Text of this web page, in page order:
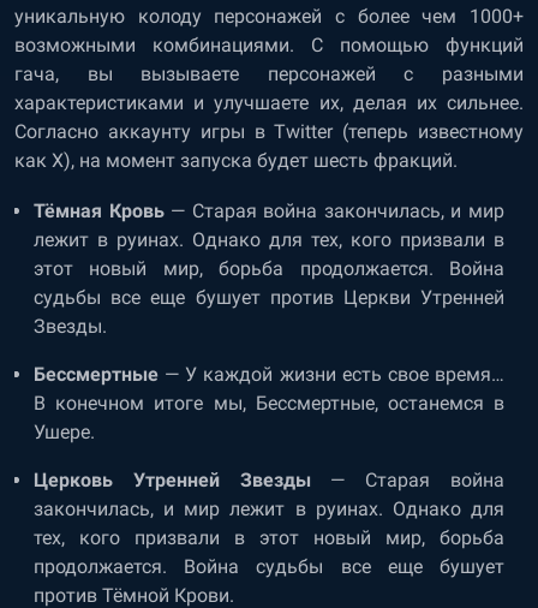
уникальную колоду персонажей с более чем 1000+
возможными комбинациями. С помощью функций
гача, вы вызываете персонажей с разными
характеристиками и улучшаете их, делая их сильнее.
Согласно аккаунту игры в Twitter (теперь известному
как X), на момент запуска будет шесть фракций.
Тёмная Кровь— Старая война закончилась, и мир
лежит в руинах. Однако для тех, кого призвали в
этот новый мир, борьба продолжается. Война
судьбы все еще бушует против Церкви Утренней
Звезды.
Бессмертные — У каждой жизни есть свое время…
В конечном итоге мы, Бессмертные, останемся в
Ушере.
Церковь Утренней Звезды — Старая война
закончилась, и мир лежит в руинах. Однако для
тех, кого призвали в этот новый мир, борьба
продолжается. Война судьбы все еще бушует
против Тёмной Крови.